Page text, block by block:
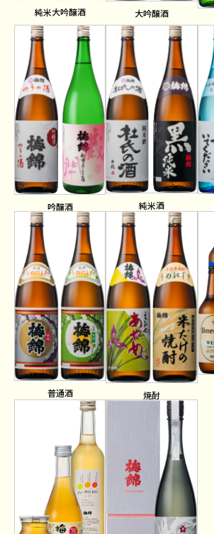
純米大吟醸酒 大吟醸酒
吟醸酒 純米酒
普通酒 焼酎